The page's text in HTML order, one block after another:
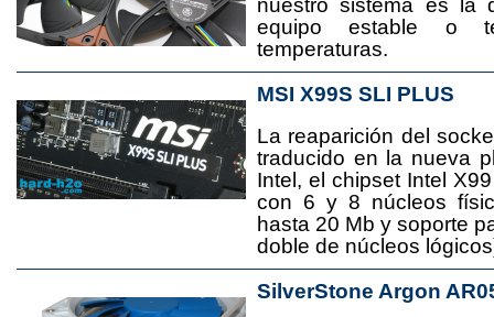
nuestro sistema es la
equipo estable o
temperaturas.
MSI X99S SLI PLUS
La reaparición del
traducido en la nueva
Intel, el chipset Intel
con 6 y 8 núcleos
hasta 20 Mb y soporte
doble de núcleos
SilverStone Argon